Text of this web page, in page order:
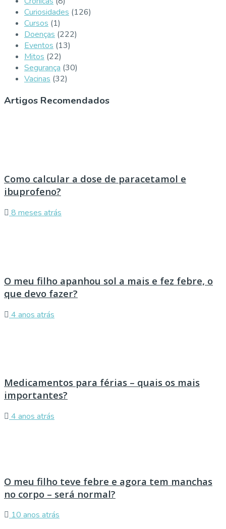
Curiosidades (126)
Cursos (1)
Doenças (222)
Eventos (13)
Mitos (22)
Segurança (30)
Vacinas (32)
Artigos Recomendados
Como calcular a dose de paracetamol e
ibuprofeno?
8 meses atrás
O meu filho apanhou sol a mais e fez febre, o
que devo fazer?
4 anos atrás
Medicamentos para férias – quais os mais
importantes?
4 anos atrás
O meu filho teve febre e agora tem manchas
no corpo – será normal?
10 anos atrás